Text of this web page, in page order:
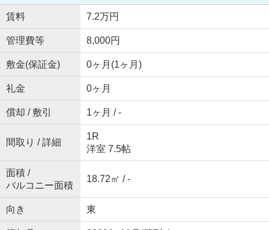
賃料 7.2万円
管理費等 8,000円
敷金(保証金) 0ヶ月(1ヶ月)
礼金 0ヶ月
償却 / 敷引 1ヶ月 / -
間取り / 詳細
1R
洋室 7.5帖
面積 /
バルコニー面積
18.72㎡ / -
向き 東